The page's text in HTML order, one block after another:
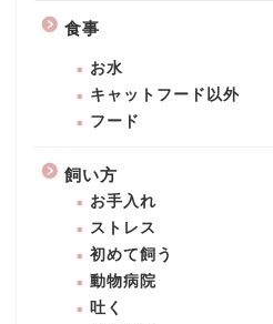
食事
お水
キャットフード以外
フード
飼い方
お手入れ
ストレス
初めて飼う
動物病院
吐く